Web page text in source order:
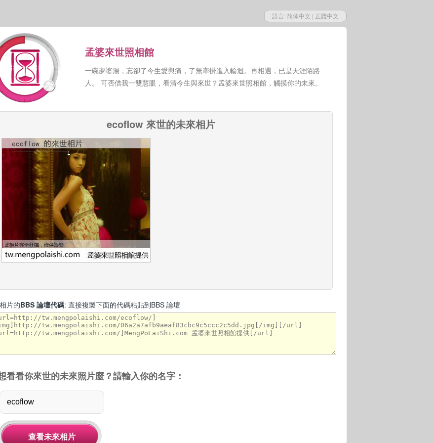
語言: 简体中文 | 正體中文
孟婆來世照相館
一碗夢婆湯，忘卻了今生愛與痛，了無牽掛進入輪迴。再相遇，已是天涯陌路
人。 可否借我一雙慧眼，看清今生與來世？孟婆來世照相館，觸摸你的未來。
ecoflow 來世的未來相片
片的BBS 論壇代碼: 直接複製下面的代碼粘貼到BBS 論壇
看看你來世的未來照片麼？請輸入你的名字：